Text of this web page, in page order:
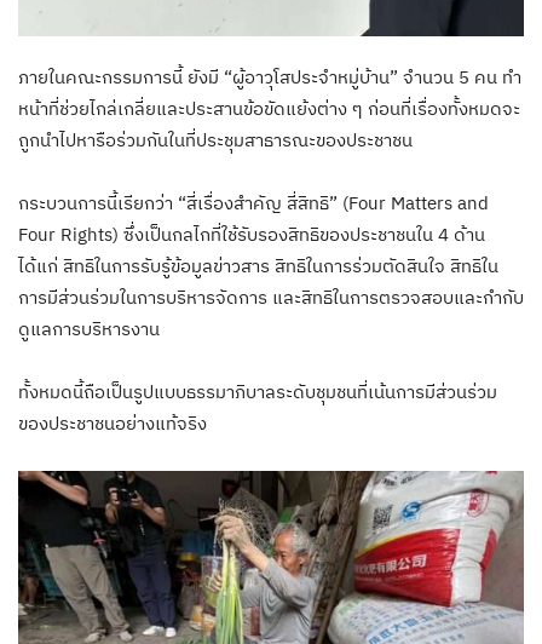
ภายในคณะกรรมการนี้ ยังมี “ผู้อาวุโสประจำหมู่บ้าน” จำนวน 5 คน ทำ
หน้าที่ช่วยไกล่เกลี่ยและประสานข้อขัดแย้งต่าง ๆ ก่อนที่เรื่องทั้งหมดจะ
ถูกนำไปหารือร่วมกันในที่ประชุมสาธารณะของประชาชน
กระบวนการนี้เรียกว่า “สี่เรื่องสำคัญ สี่สิทธิ” (Four Matters and
Four Rights) ซึ่งเป็นกลไกที่ใช้รับรองสิทธิของประชาชนใน 4 ด้าน
ได้แก่ สิทธิในการรับรู้ข้อมูลข่าวสาร สิทธิในการร่วมตัดสินใจ สิทธิใน
การมีส่วนร่วมในการบริหารจัดการ และสิทธิในการตรวจสอบและกำกับ
ดูแลการบริหารงาน
ทั้งหมดนี้ถือเป็นรูปแบบธรรมาภิบาลระดับชุมชนที่เน้นการมีส่วนร่วม
ของประชาชนอย่างแท้จริง